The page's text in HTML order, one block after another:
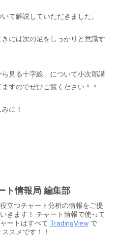
て解説していただきました。
には次の足をしっかりと意識す
見る十字線」について小次郎講
すのでぜひご覧ください＾＾
に！
ト情報局 編集部
立つチャート分析の情報をご提
きます！ チャート情報で使って
ートはすべて TradingView で
スメです！！